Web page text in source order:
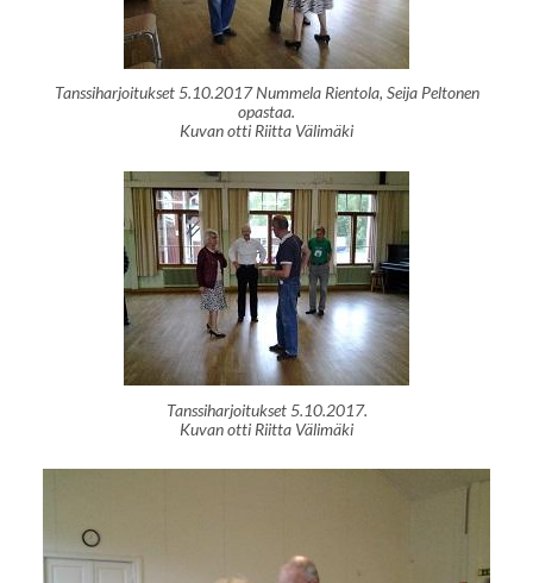
Tanssiharjoitukset 5.10.2017 Nummela Rientola, Seija Peltonen
opastaa.
Kuvan otti Riitta Välimäki
Tanssiharjoitukset 5.10.2017.
Kuvan otti Riitta Välimäki